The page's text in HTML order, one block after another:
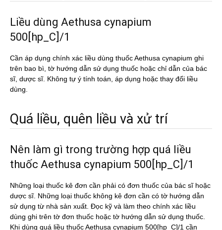
Liều dùng Aethusa cynapium
500[hp_C]/1
Cần áp dụng chính xác liều dùng thuốc Aethusa cynapium ghi
trên bao bì, tờ hướng dẫn sử dụng thuốc hoặc chỉ dẫn của bác
sĩ, dược sĩ. Không tự ý tính toán, áp dụng hoặc thay đổi liều
dùng.
Quá liều, quên liều và xử trí
Nên làm gì trong trường hợp quá liều
thuốc Aethusa cynapium 500[hp_C]/1
Những loại thuốc kê đơn cần phải có đơn thuốc của bác sĩ hoặc
dược sĩ. Những loại thuốc không kê đơn cần có tờ hướng dẫn
sử dụng từ nhà sản xuất. Đọc kỹ và làm theo chính xác liều
dùng ghi trên tờ đơn thuốc hoặc tờ hướng dẫn sử dụng thuốc.
Khi dùng quá liều thuốc Aethusa cynapium 500[hp_C]/1 cần